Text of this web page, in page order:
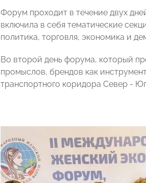
Форум проходит в течение двух
включила в себя тематические
политика, торговля, экономика и
Во второй день форума, который
промыслов, брендов как
транспортного коридора Cевер -